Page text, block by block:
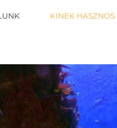
KINEK HASZNOS